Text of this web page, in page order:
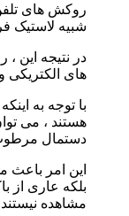
روکش های
شبیه لاستیک
در نتیجه این
های الکتریکی
با توجه به
هستند ، می
دستمال مرطوب
این امر باعث
بلکه عاری از
مشاهده